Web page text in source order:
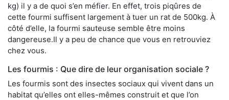
kg) il y a de quoi s’en méfier. En effet, trois piqûres de
cette fourmi suffisent largement à tuer un rat de 500kg. À
côté d’elle, la fourmi sauteuse semble être moins
dangereuse.Il y a peu de chance que vous en retrouviez
chez vous.
Les fourmis : Que dire de leur organisation sociale ?
Les fourmis sont des insectes sociaux qui vivent dans un
habitat qu’elles ont elles-mêmes construit et que l’on